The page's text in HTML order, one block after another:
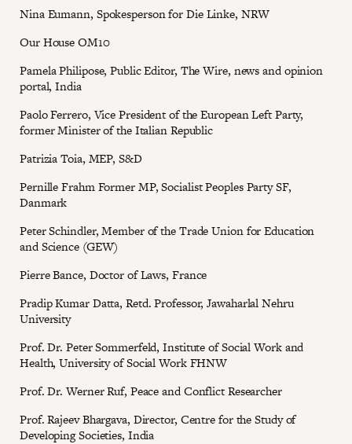
Nina Eumann, Spokesperson for Die Linke, NRW
Our House OM10
Pamela Philipose, Public Editor, The Wire, news and opinion
portal, India
Paolo Ferrero, Vice President of the European Left Party,
former Minister of the Italian Republic
Patrizia Toia, MEP, S&D
Pernille Frahm Former MP, Socialist Peoples Party SF,
Danmark
Peter Schindler, Member of the Trade Union for Education
and Science (GEW)
Pierre Bance, Doctor of Laws, France
Pradip Kumar Datta, Retd. Professor, Jawaharlal Nehru
University
Prof. Dr. Peter Sommerfeld, Institute of Social Work and
Health, University of Social Work FHNW
Prof. Dr. Werner Ruf, Peace and Conflict Researcher
Prof. Rajeev Bhargava, Director, Centre for the Study of
Developing Societies, India